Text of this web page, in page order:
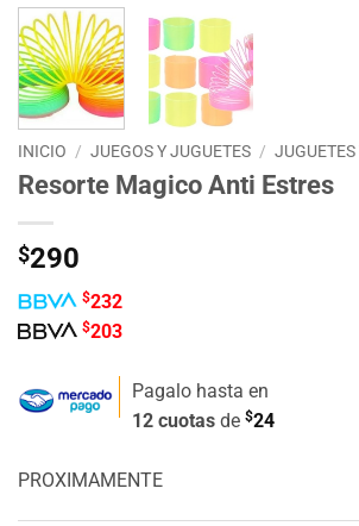
INICIO / JUEGOS Y JUGUETES /
Resorte Magico Anti Estres
$290
$232
$203
Pagalo hasta en
12 cuotas de $24
PROXIMAMENTE